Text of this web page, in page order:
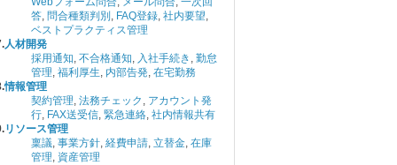
答, 問合種類判別 , FAQ登録, 社内要望,
ベストプラクティス管理
人材開発
採用通知, 不合格通知, 入社手続き , 勤怠
管理, 福利厚生, 内部告発, 在宅勤務
情報管理
契約管理, 法務チェック , アカウント発
行, FAX送受信, 緊急連絡, 社内情報共有
リソース管理
稟議, 事業方針, 経費申請, 立替金, 在庫
管理, 資産管理